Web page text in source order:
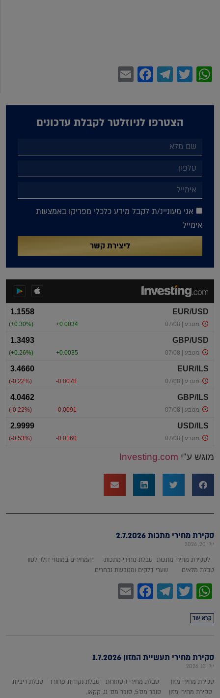
WhatsApp
Twitter
Telegram
Facebook
הצטרפו לניוזלטר לקבלת עדכונים
אני מעוניינ/ת לקבל מידע כלכלי מפריקו באמצעות
אימייל
ליצירת קשר
מוגש ע"י Investing.com
סקירת מחירי מתכות 2.7.2026
יולי 20, 2026
לסקירת מחירי מתכות טבלת מחירי מתכות *המחירים במונחי דולר לטון
טבלת מלאים שערי דלקים ומטבעות נבחרים
WhatsApp
Twitter
Telegram
Facebook
קרא עוד
סקירת מחירי תעשיית המזון 1.7.2026
יולי 13, 2026
סקירת מחירי מזון טבלת מחירי הסחורות טבלת נקודות פרוורד טבלת ריביות
סקירת מחירי מזון סוכר מס'5, סוכר מס' 11, קקאו,